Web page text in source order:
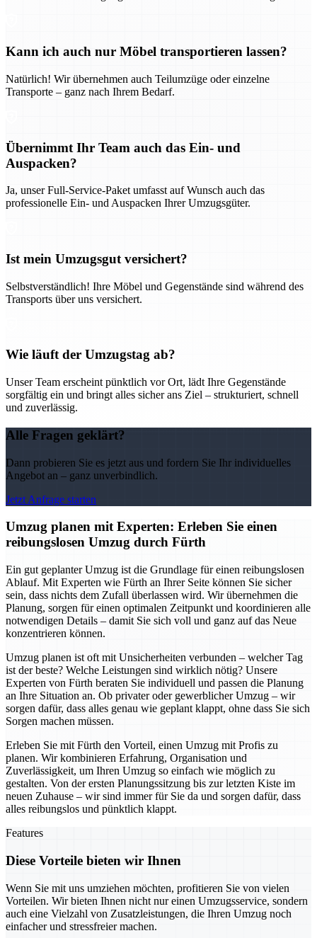
Kann ich auch nur Möbel transportieren lassen?
Natürlich! Wir übernehmen auch Teilumzüge oder einzelne
Transporte – ganz nach Ihrem Bedarf.
Übernimmt Ihr Team auch das Ein- und
Auspacken?
Ja, unser Full-Service-Paket umfasst auf Wunsch auch das
professionelle Ein- und Auspacken Ihrer Umzugsgüter.
Ist mein Umzugsgut versichert?
Selbstverständlich! Ihre Möbel und Gegenstände sind während des
Transports über uns versichert.
Wie läuft der Umzugstag ab?
Unser Team erscheint pünktlich vor Ort, lädt Ihre Gegenstände
sorgfältig ein und bringt alles sicher ans Ziel – strukturiert, schnell
und zuverlässig.
Alle Fragen geklärt?
Dann probieren Sie es jetzt aus und fordern Sie Ihr individuelles
Angebot an – ganz unverbindlich.
Jetzt Anfrage starten
Umzug planen mit Experten: Erleben Sie einen
reibungslosen Umzug durch Fürth
Ein gut geplanter Umzug ist die Grundlage für einen reibungslosen
Ablauf. Mit Experten wie Fürth an Ihrer Seite können Sie sicher
sein, dass nichts dem Zufall überlassen wird. Wir übernehmen die
Planung, sorgen für einen optimalen Zeitpunkt und koordinieren alle
notwendigen Details – damit Sie sich voll und ganz auf das Neue
konzentrieren können.
Umzug planen ist oft mit Unsicherheiten verbunden – welcher Tag
ist der beste? Welche Leistungen sind wirklich nötig? Unsere
Experten von Fürth beraten Sie individuell und passen die Planung
an Ihre Situation an. Ob privater oder gewerblicher Umzug – wir
sorgen dafür, dass alles genau wie geplant klappt, ohne dass Sie sich
Sorgen machen müssen.
Erleben Sie mit Fürth den Vorteil, einen Umzug mit Profis zu
planen. Wir kombinieren Erfahrung, Organisation und
Zuverlässigkeit, um Ihren Umzug so einfach wie möglich zu
gestalten. Von der ersten Planungssitzung bis zur letzten Kiste im
neuen Zuhause – wir sind immer für Sie da und sorgen dafür, dass
alles reibungslos und pünktlich klappt.
Features
Diese Vorteile bieten wir Ihnen
Wenn Sie mit uns umziehen möchten, profitieren Sie von vielen
Vorteilen. Wir bieten Ihnen nicht nur einen Umzugsservice, sondern
auch eine Vielzahl von Zusatzleistungen, die Ihren Umzug noch
einfacher und stressfreier machen.